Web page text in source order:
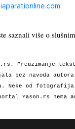
saznali više o
Preuzimanje
bez navoda
Neke od
Yason.rs nema